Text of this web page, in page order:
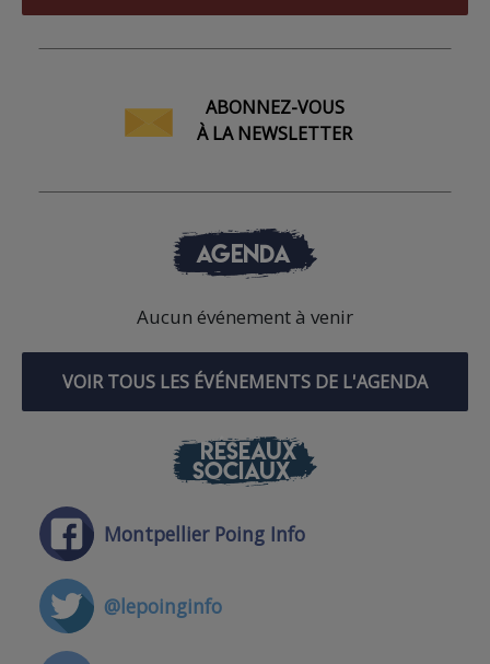
ABONNEZ-VOUS
À LA NEWSLETTER
AGENDA
Aucun événement à venir
VOIR TOUS LES ÉVÉNEMENTS DE L'AGENDA
RÉSEAUX
SOCIAUX
Montpellier Poing Info
@lepoinginfo